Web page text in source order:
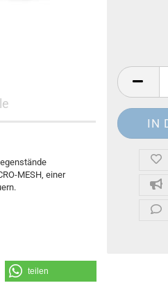
MESH, einer
teilen